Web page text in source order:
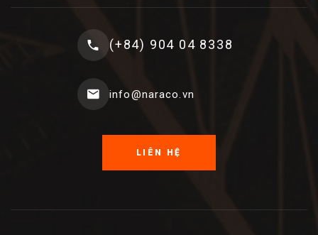
(+84) 904 04 8338
info@naraco.vn
LIÊN HỆ